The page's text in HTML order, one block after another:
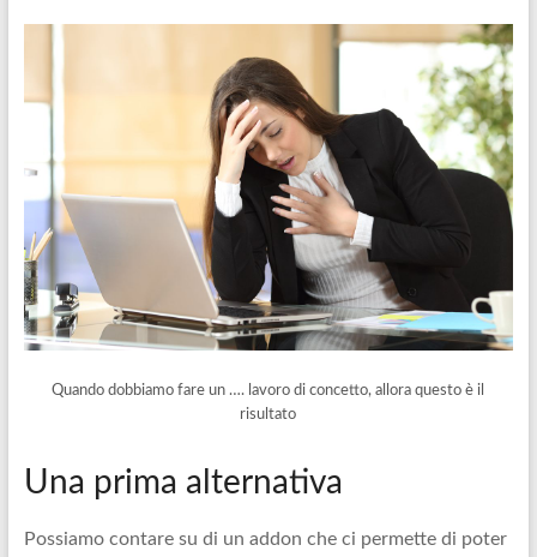
Quando dobbiamo fare un …. lavoro di concetto, allora questo è il
risultato
Una prima alternativa
Possiamo contare su di un addon che ci permette di poter